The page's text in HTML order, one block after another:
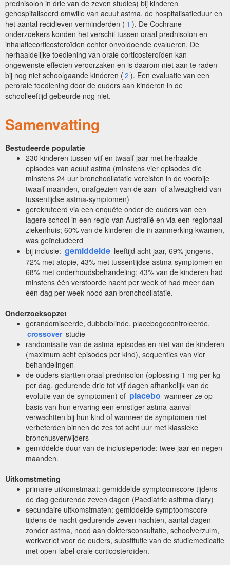
prednisolon in drie van de zeven studies) bij kinderen
gehospitaliseerd omwille van acuut astma, de hospitalisatieduur en
het aantal recidieven verminderden ( 1 ). De Cochrane-
onderzoekers konden het verschil tussen oraal prednisolon en
inhalatiecorticosteroïden echter onvoldoende evalueren. De
herhaaldelijke toediening van orale corticosteroïden kan
ongewenste effecten veroorzaken en is daarom niet aan te raden
bij nog niet schoolgaande kinderen ( 2 ). Een evaluatie van een
perorale toediening door de ouders aan kinderen in de
schoolleeftijd gebeurde nog niet.
Samenvatting
Bestudeerde populatie
230 kinderen tussen vijf en twaalf jaar met herhaalde
episodes van acuut astma (minstens vier episodes die
minstens 24 uur bronchodilatatie vereisten in de voorbije
twaalf maanden, onafgezien van de aan- of afwezigheid van
tussentijdse astma-symptomen)
gerekruteerd via een enquête onder de ouders van een
lagere school in een regio van Australië en via een regionaal
ziekenhuis; 60% van de kinderen die in aanmerking kwamen,
was geïncludeerd
bij inclusie: gemiddelde leeftijd acht jaar, 69% jongens,
72% met atopie, 43% met tussentijdse astma-symptomen en
68% met onderhoudsbehandeling; 43% van de kinderen had
minstens één verstoorde nacht per week of had meer dan
één dag per week nood aan bronchodilatatie.
Onderzoeksopzet
gerandomiseerde, dubbelblinde, placebogecontroleerde,
crossover studie
randomisatie van de astma-episodes en niet van de kinderen
(maximum acht episodes per kind), sequenties van vier
behandelingen
de ouders startten oraal prednisolon (oplossing 1 mg per kg
per dag, gedurende drie tot vijf dagen afhankelijk van de
evolutie van de symptomen) of placebo wanneer ze op
basis van hun ervaring een ernstiger astma-aanval
verwachtten bij hun kind of wanneer de symptomen niet
verbeterden binnen de zes tot acht uur met klassieke
bronchusverwijders
gemiddelde duur van de inclusieperiode: twee jaar en negen
maanden.
Uitkomstmeting
primaire uitkomstmaat: gemiddelde symptoomscore tijdens
de dag gedurende zeven dagen (Paediatric asthma diary)
secundaire uitkomstmaten: gemiddelde symptoomscore
tijdens de nacht gedurende zeven nachten, aantal dagen
zonder astma, nood aan doktersconsultatie, schoolverzuim,
werkverlet voor de ouders, substitutie van de studiemedicatie
met open-label orale corticosteroïden.